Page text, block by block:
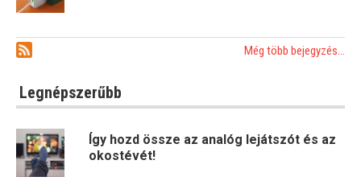
Még több bejegyzés...
Legnépszerűbb
Így hozd össze az analóg lejátszót és az
okostévét!